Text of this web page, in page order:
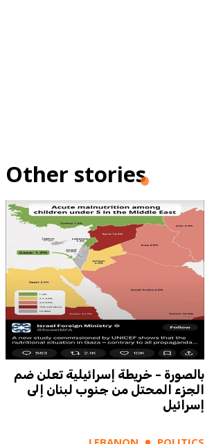
Other stories
بالصورة - خريطة إسرائيلية تعلن ضم
الجزء المحتل من جنوب لبنان إلى
إسرائيل